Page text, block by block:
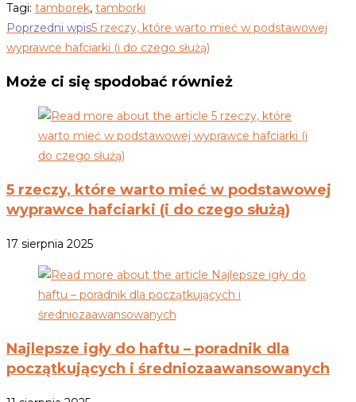
Tagi: tamborek, tamborki
artykuły
Poprzedni wpis5 rzeczy, które warto mieć w podstawowej
wyprawce hafciarki (i do czego służą)
Może ci się spodobać również
5 rzeczy, które warto mieć w podstawowej
wyprawce hafciarki (i do czego służą)
17 sierpnia 2025
Najlepsze igły do haftu – poradnik dla
początkujących i średniozaawansowanych